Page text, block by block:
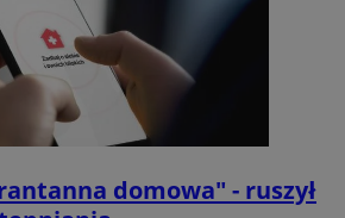
domowa" - ruszył